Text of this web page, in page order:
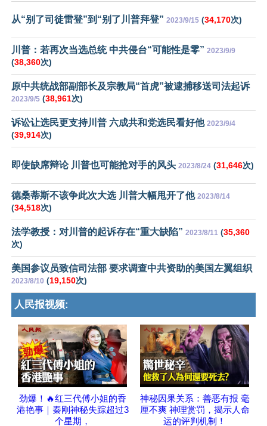
从“别了司徒雷登”到“别了川普拜登” 2023/9/15 (34,170次)
川普：若再次当选总统 中共侵台“可能性是零” 2023/9/9
(38,360次)
原中共统战部副部长及宗教局“首虎”被逮捕移送司法起诉
2023/9/5 (38,961次)
诉讼让选民更支持川普 六成共和党选民看好他 2023/9/4
(39,914次)
即使缺席辩论 川普也可能抢对手的风头 2023/8/24 (31,646次)
德桑蒂斯不该争此次大选 川普大幅甩开了他 2023/8/14
(34,518次)
法学教授：对川普的起诉存在“重大缺陷” 2023/8/11 (35,360
次)
美国参议员致信司法部 要求调查中共资助的美国左翼组织
2023/8/10 (19,150次)
人民报视频:
劲爆！🔥红三代傅小姐的香
港艳事｜秦刚神秘失踪超过3
个星期，
神秘因果关系：善恶有报 毫
厘不爽 神理赏罚，揭示人命
运的评判机制！